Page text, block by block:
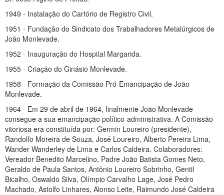
1949 - Instalação do Cartório de Registro Civil.
1951 - Fundação do Sindicato dos Trabalhadores Metalúrgicos de
João Monlevade.
1952 - Inauguração do Hospital Margarida.
1955 - Criação do Ginásio Monlevade.
1958 - Formação da Comissão Pró-Emancipação de João
Monlevade.
1964 - Em 29 de abril de 1964, finalmente João Monlevade
consegue a sua emancipação político-administrativa. A Comissão
vitoriosa era constituída por: Germin Loureiro (presidente),
Randolfo Moreira de Souza, José Loureiro, Alberto Pereira Lima,
Wander Wanderley de Lima e Carlos Caldeira. Colaboradores:
Vereador Benedito Marcelino, Padre João Batista Gomes Neto,
Geraldo de Paula Santos, Antônio Loureiro Sobrinho, Gentil
Bicalho, Oswaldo Silva, Olímpio Carvalho Lage, José Pedro
Machado, Astolfo Linhares, Alonso Leite, Raimundo José Caldeira